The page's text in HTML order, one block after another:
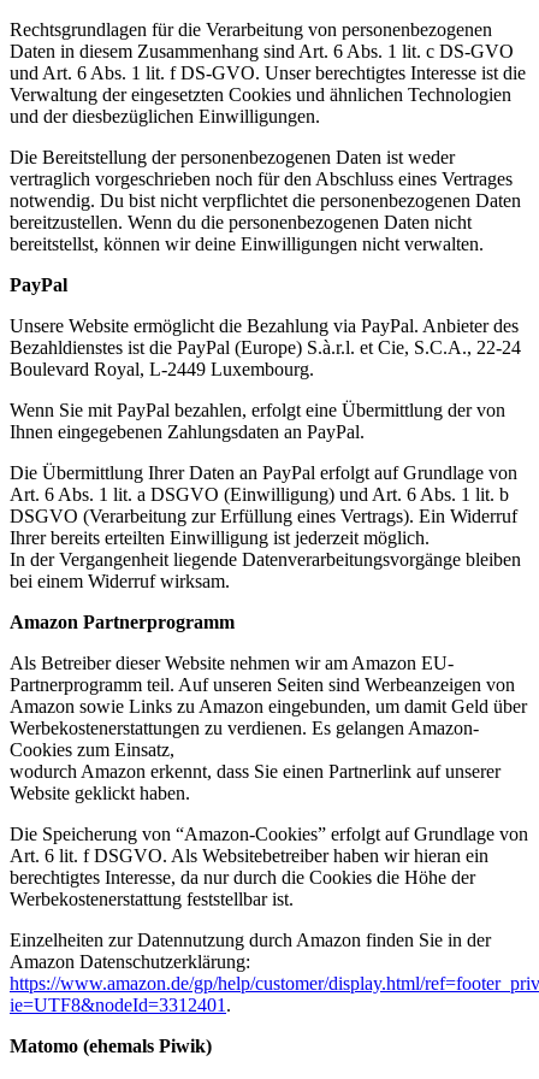
Rechtsgrundlagen für die Verarbeitung von personenbezogenen
Daten in diesem Zusammenhang sind Art. 6 Abs. 1 lit. c DS-GVO
und Art. 6 Abs. 1 lit. f DS-GVO. Unser berechtigtes Interesse ist die
Verwaltung der eingesetzten Cookies und ähnlichen Technologien
und der diesbezüglichen Einwilligungen.
Die Bereitstellung der personenbezogenen Daten ist weder
vertraglich vorgeschrieben noch für den Abschluss eines Vertrages
notwendig. Du bist nicht verpflichtet die personenbezogenen Daten
bereitzustellen. Wenn du die personenbezogenen Daten nicht
bereitstellst, können wir deine Einwilligungen nicht verwalten.
PayPal
Unsere Website ermöglicht die Bezahlung via PayPal. Anbieter des
Bezahldienstes ist die PayPal (Europe) S.à.r.l. et Cie, S.C.A., 22-24
Boulevard Royal, L-2449 Luxembourg.
Wenn Sie mit PayPal bezahlen, erfolgt eine Übermittlung der von
Ihnen eingegebenen Zahlungsdaten an PayPal.
Die Übermittlung Ihrer Daten an PayPal erfolgt auf Grundlage von
Art. 6 Abs. 1 lit. a DSGVO (Einwilligung) und Art. 6 Abs. 1 lit. b
DSGVO (Verarbeitung zur Erfüllung eines Vertrags). Ein Widerruf
Ihrer bereits erteilten Einwilligung ist jederzeit möglich.
In der Vergangenheit liegende Datenverarbeitungsvorgänge bleiben
bei einem Widerruf wirksam.
Amazon Partnerprogramm
Als Betreiber dieser Website nehmen wir am Amazon EU-
Partnerprogramm teil. Auf unseren Seiten sind Werbeanzeigen von
Amazon sowie Links zu Amazon eingebunden, um damit Geld über
Werbekostenerstattungen zu verdienen. Es gelangen Amazon-
Cookies zum Einsatz,
wodurch Amazon erkennt, dass Sie einen Partnerlink auf unserer
Website geklickt haben.
Die Speicherung von “Amazon-Cookies” erfolgt auf Grundlage von
Art. 6 lit. f DSGVO. Als Websitebetreiber haben wir hieran ein
berechtigtes Interesse, da nur durch die Cookies die Höhe der
Werbekostenerstattung feststellbar ist.
Einzelheiten zur Datennutzung durch Amazon finden Sie in der
Amazon Datenschutzerklärung:
https://www.amazon.de/gp/help/customer/display.html/
ie=UTF8&nodeId=3312401 .
Matomo (ehemals Piwik)